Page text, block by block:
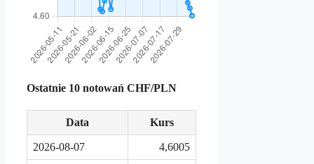
Ostatnie 10 notowań CHF/PLN
Data Kurs
2026-08-07 4,6005